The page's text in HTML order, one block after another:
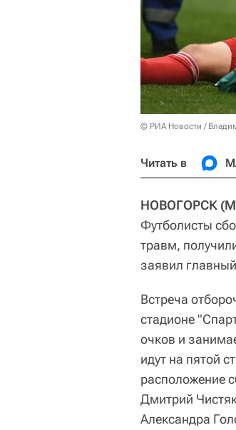
© РИА Новости /
Читать в
НОВОГОРСК
Футболисты
травм,
заявил
Встреча
стадионе
очков и
идут на пятой
расположение
Дмитрий
Александра